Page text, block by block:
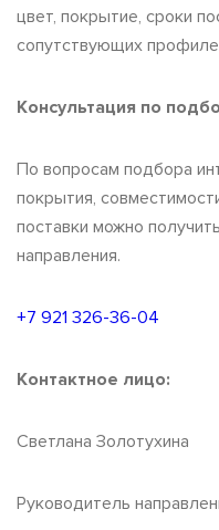
цвет, покрытие, сроки
сопутствующих
Консультация по
По вопросам подбора
покрытия,
поставки можно
направления.
+7 921 326-36-04
Контактное лицо:
Светлана Золотухина
Руководитель